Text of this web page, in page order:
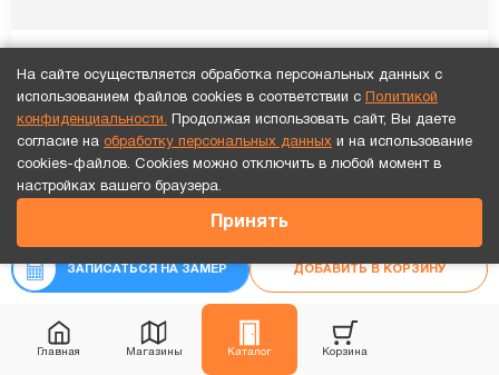
Главная Магазины Каталог Корзина
Точный расчет за 10 минут по СМС или телефону!
ЗАПИСАТЬСЯ НА ЗАМЕР ДОБАВИТЬ В КОРЗИНУ
Внутренняя панель
18+ моделей
142 676₽
Рассчитать цену«под ключ»
На сайте осуществляется обработка персональных данных с
использованием файлов cookies в соответствии с
Политикой
конфиденциальности. Продолжая использовать сайт, Вы даете
согласие на обработку персональных данных и на использование
cookies-файлов. Cookies можно отключить в любой момент в
настройках вашего браузера.
Принять